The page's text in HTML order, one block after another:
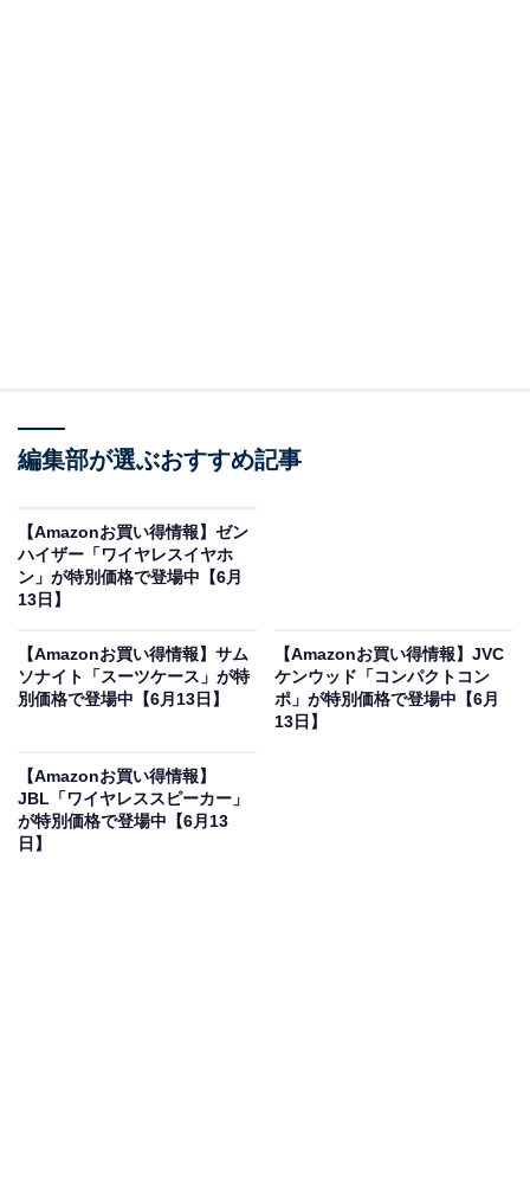
ノイズキャンセリングと外音取り込みモードを搭載した
間の連続再生、専用アプリによる22種類のプリセットイ
コライザー対応、有線でのハイレゾ再生にも対応してい
ます。マルチポイント接続で2台同時接続も可能です。
編集部が選ぶおすすめ記事
【Amazonお買い得情報】ゼン
ハイザー「ワイヤレスイヤホ
ン」が特別価格で登場中【6月
13日】
【Amazonお買い得情報】サム
ソナイト「スーツケース」が特
別価格で登場中【6月13日】
【Amazonお買い得情報】JVC
ケンウッド「コンパクトコン
ポ」が特別価格で登場中【6月
13日】
【Amazonお買い得情報】
JBL「ワイヤレススピーカー」
が特別価格で登場中【6月13
日】